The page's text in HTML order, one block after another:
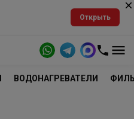
Открыть
ВОДОНАГРЕВАТЕЛИ